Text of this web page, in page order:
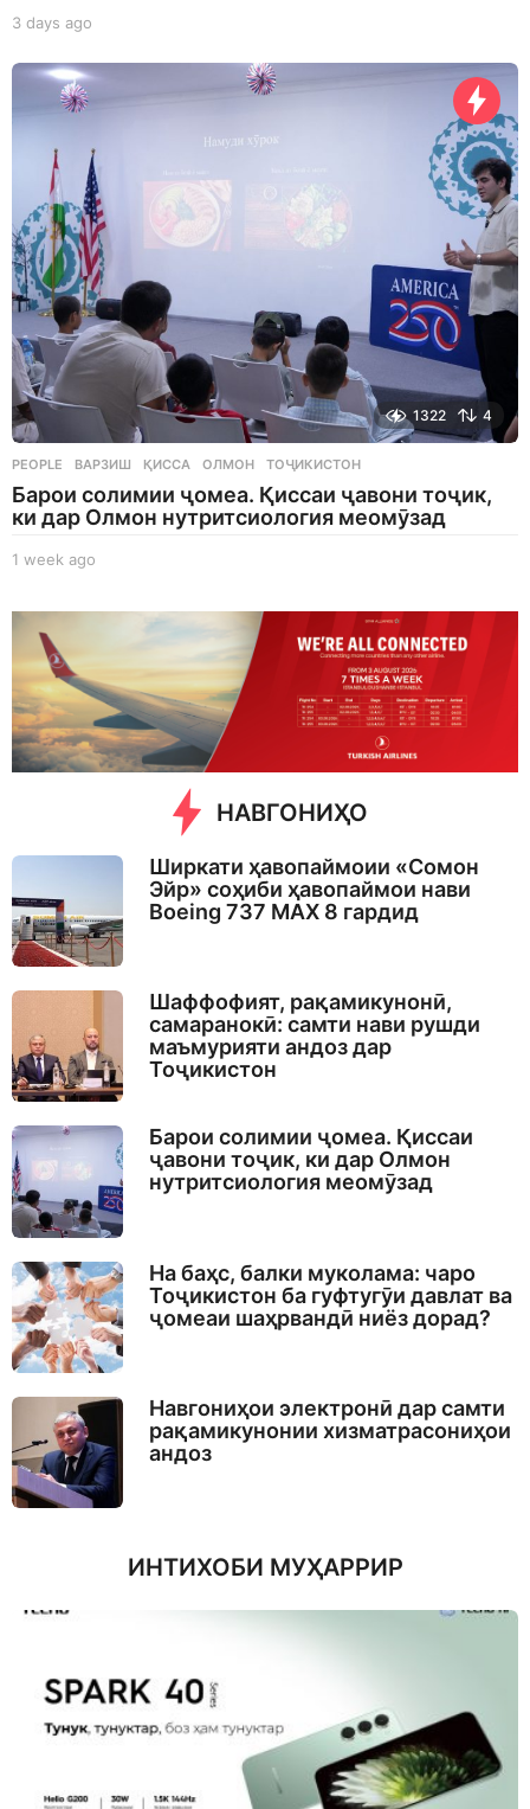
3 days ago
a
g
o
1322 4
PEOPLE ВАРЗИШ ,ҚИССА ,ОЛМОН ,ТОҶИКИСТОН
Барои солимии ҷомеа. Қиссаи ҷавони тоҷик,
ки дар Олмон нутритсиология меомӯзад
1 week ago
g
o
НАВГОНИҲО
Ширкати ҳавопаймоии «Сомон
Эйр» соҳиби ҳавопаймои нави
Boeing 737 MAX 8 гардид
Шаффофият, рақамикунонӣ,
самаранокӣ: самти нави рушди
маъмурияти андоз дар
Тоҷикистон
Барои солимии ҷомеа. Қиссаи
ҷавони тоҷик, ки дар Олмон
нутритсиология меомӯзад
На баҳс, балки муколама: чаро
Тоҷикистон ба гуфтугӯи давлат ва
ҷомеаи шаҳрвандӣ ниёз дорад?
Навгониҳои электронӣ дар самти
рақамикунонии хизматрасониҳои
андоз
ИНТИХОБИ МУҲАРРИР